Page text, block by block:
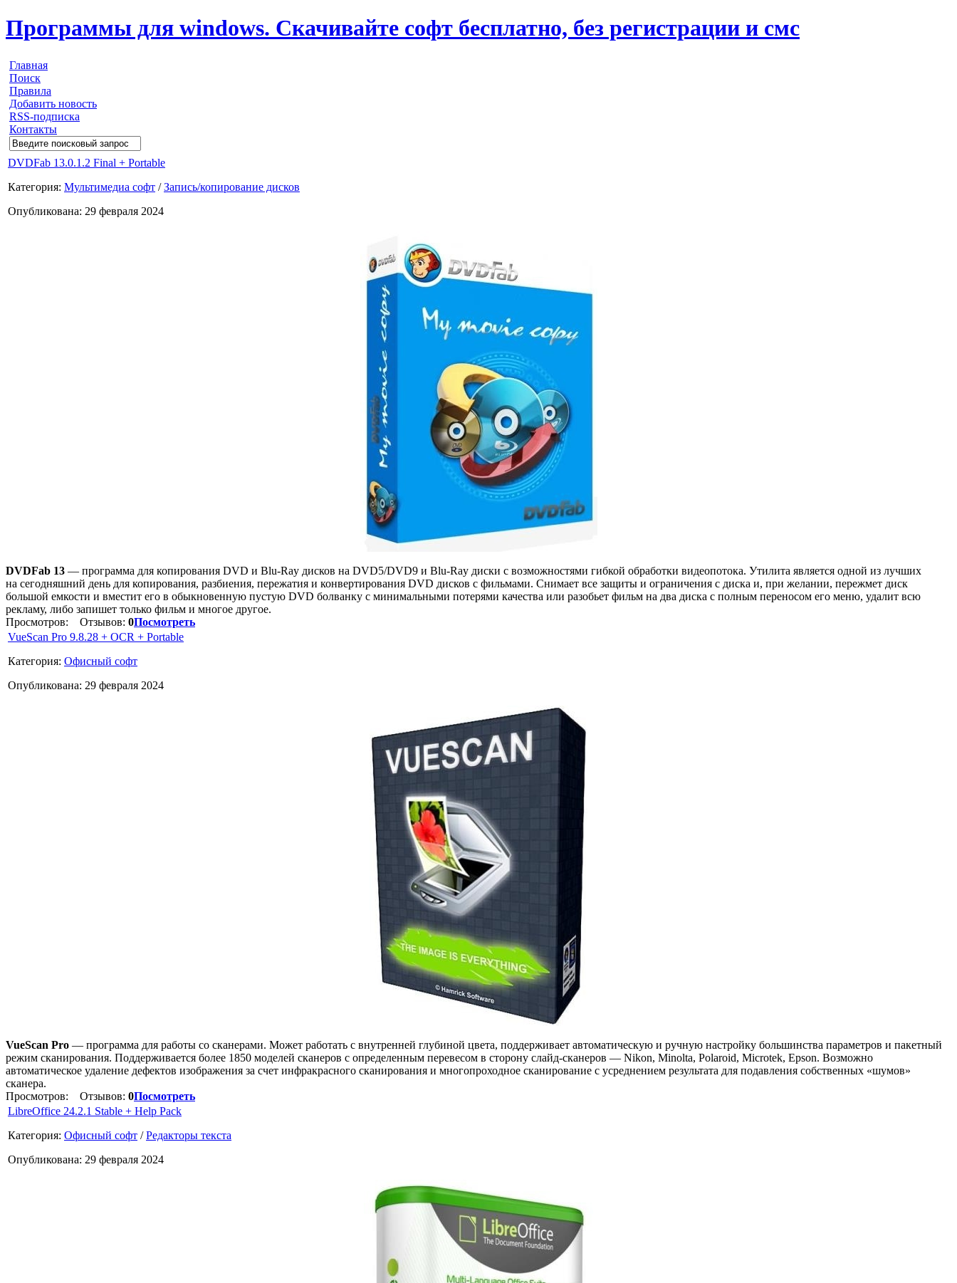
Программы для windows. Скачивайте софт бесплатно, без регистрации и смс
Главная
Поиск
Правила
Добавить новость
RSS-подписка
Контакты
DVDFab 13.0.1.2 Final + Portable
Категория: Мультимедиа софт /Запись/копирование дисков
Опубликована: 29 февраля 2024
DVDFab 13 — программа для копирования DVD и Blu-Ray дисков на DVD5/DVD9 и Blu-Ray диски с возможностями гибкой обработки видеопотока. Утилита является одной из лучших
на сегодняшний день для копирования, разбиения, пережатия и конвертирования DVD дисков с фильмами. Снимает все защиты и ограничения с диска и, при желании, пережмет диск
большой емкости и вместит его в обыкновенную пустую DVD болванку с минимальными потерями качества или разобьет фильм на два диска с полным переносом его меню, удалит всю
рекламу, либо запишет только фильм и многое другое.
Просмотров:
Отзывов: 0Посмотреть
VueScan Pro 9.8.28 + OCR + Portable
Категория: Офисный софт
Опубликована: 29 февраля 2024
VueScan Pro — программа для работы со сканерами. Может работать с внутренней глубиной цвета, поддерживает автоматическую и ручную настройку большинства параметров и пакетный
режим сканирования. Поддерживается более 1850 моделей сканеров с определенным перевесом в сторону слайд-сканеров — Nikon, Minolta, Polaroid, Microtek, Epson. Возможно
автоматическое удаление дефектов изображения за счет инфракрасного сканирования и многопроходное сканирование с усреднением результата для подавления собственных «шумов»
сканера.
Просмотров:
Отзывов: 0Посмотреть
LibreOffice 24.2.1 Stable + Help Pack
Категория: Офисный софт /Редакторы текста
Опубликована: 29 февраля 2024